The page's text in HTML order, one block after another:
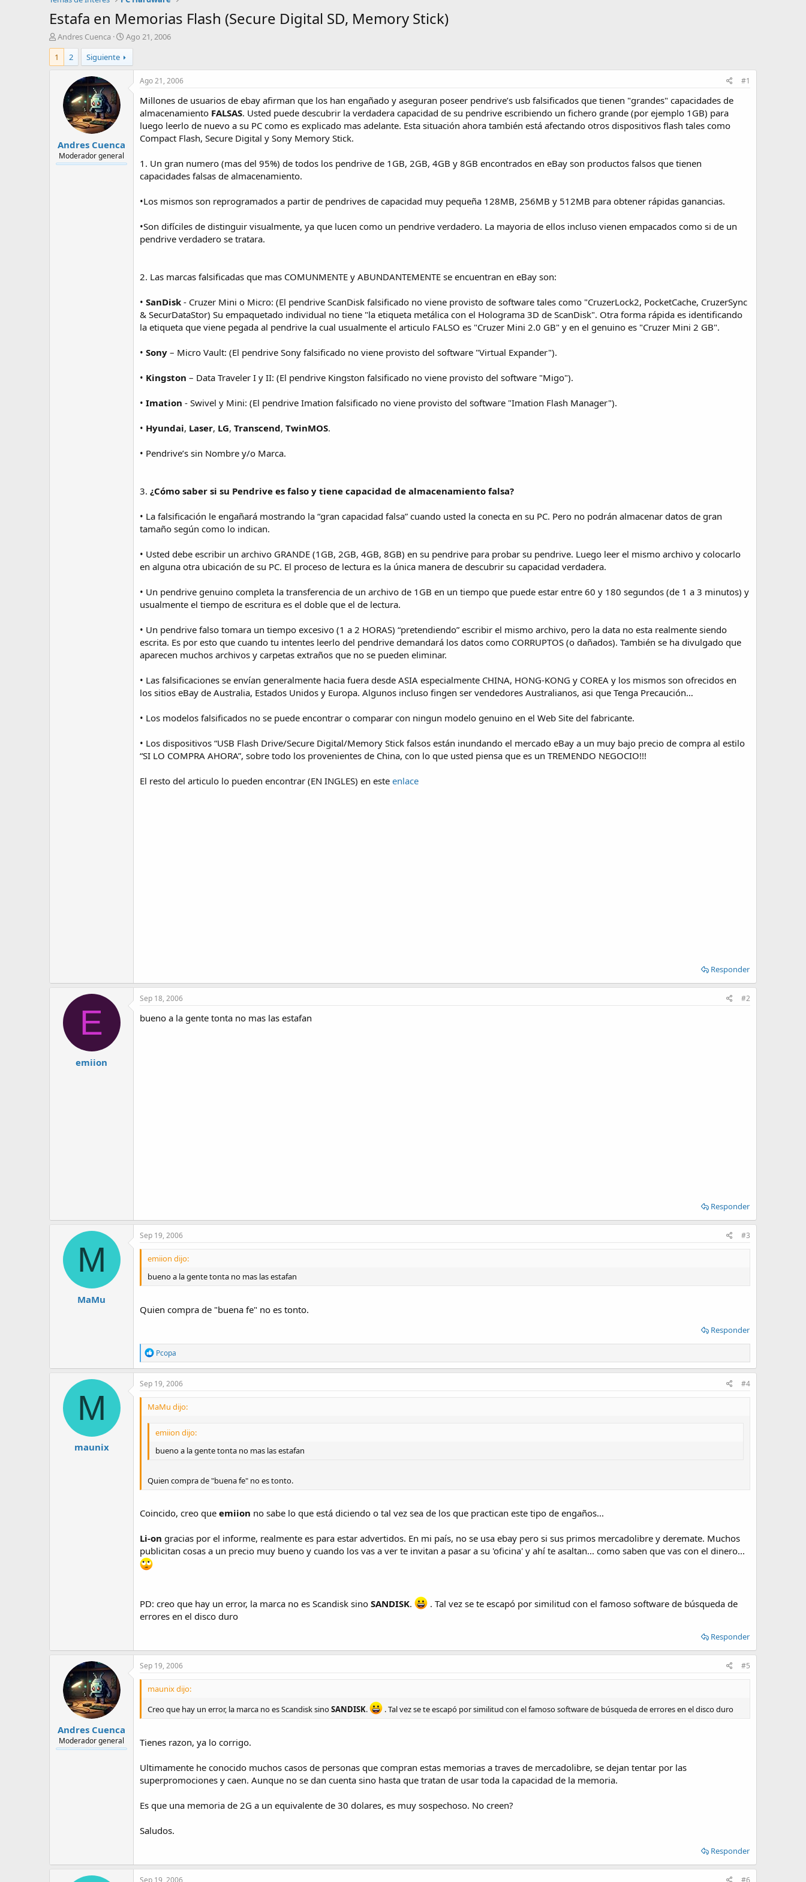
Estafa en Memorias Flash (Secure Digital SD, Memory Stick)
A
u
t
o
Andres Cuenca
F
e
c
h
o
Ago 21, 2006
1
2 Siguiente
Andres Cuenca
Moderador general
Ago 21, 2006 #1
Millones de usuarios de ebay afirman que los han engañado y aseguran poseer pendrive’s usb falsificados que tienen "grandes" capacidades de
almacenamiento FALSAS. Usted puede descubrir la verdadera capacidad de su pendrive escribiendo un fichero grande (por ejemplo 1GB) para
luego leerlo de nuevo a su PC como es explicado mas adelante. Esta situación ahora también está afectando otros dispositivos flash tales como
Compact Flash, Secure Digital y Sony Memory Stick.
1. Un gran numero (mas del 95%) de todos los pendrive de 1GB, 2GB, 4GB y 8GB encontrados en eBay son productos falsos que tienen
capacidades falsas de almacenamiento.
•Los mismos son reprogramados a partir de pendrives de capacidad muy pequeña 128MB, 256MB y 512MB para obtener rápidas ganancias.
•Son difíciles de distinguir visualmente, ya que lucen como un pendrive verdadero. La mayoria de ellos incluso vienen empacados como si de un
pendrive verdadero se tratara.
2. Las marcas falsificadas que mas COMUNMENTE y ABUNDANTEMENTE se encuentran en eBay son:
• SanDisk - Cruzer Mini o Micro: (El pendrive ScanDisk falsificado no viene provisto de software tales como "CruzerLock2, PocketCache, CruzerSync
& SecurDataStor) Su empaquetado individual no tiene "la etiqueta metálica con el Holograma 3D de ScanDisk". Otra forma rápida es identificando
la etiqueta que viene pegada al pendrive la cual usualmente el articulo FALSO es "Cruzer Mini 2.0 GB" y en el genuino es "Cruzer Mini 2 GB".
• Sony – Micro Vault: (El pendrive Sony falsificado no viene provisto del software "Virtual Expander").
• Kingston – Data Traveler I y II: (El pendrive Kingston falsificado no viene provisto del software "Migo").
• Imation - Swivel y Mini: (El pendrive Imation falsificado no viene provisto del software "Imation Flash Manager").
• Hyundai, Laser, LG, Transcend, TwinMOS.
• Pendrive’s sin Nombre y/o Marca.
3. ¿Cómo saber si su Pendrive es falso y tiene capacidad de almacenamiento falsa?
• La falsificación le engañará mostrando la “gran capacidad falsa” cuando usted la conecta en su PC. Pero no podrán almacenar datos de gran
tamaño según como lo indican.
• Usted debe escribir un archivo GRANDE (1GB, 2GB, 4GB, 8GB) en su pendrive para probar su pendrive. Luego leer el mismo archivo y colocarlo
en alguna otra ubicación de su PC. El proceso de lectura es la única manera de descubrir su capacidad verdadera.
• Un pendrive genuino completa la transferencia de un archivo de 1GB en un tiempo que puede estar entre 60 y 180 segundos (de 1 a 3 minutos) y
usualmente el tiempo de escritura es el doble que el de lectura.
• Un pendrive falso tomara un tiempo excesivo (1 a 2 HORAS) “pretendiendo” escribir el mismo archivo, pero la data no esta realmente siendo
escrita. Es por esto que cuando tu intentes leerlo del pendrive demandará los datos como CORRUPTOS (o dañados). También se ha divulgado que
aparecen muchos archivos y carpetas extraños que no se pueden eliminar.
• Las falsificaciones se envían generalmente hacia fuera desde ASIA especialmente CHINA, HONG-KONG y COREA y los mismos son ofrecidos en
los sitios eBay de Australia, Estados Unidos y Europa. Algunos incluso fingen ser vendedores Australianos, asi que Tenga Precaución…
• Los modelos falsificados no se puede encontrar o comparar con ningun modelo genuino en el Web Site del fabricante.
• Los dispositivos “USB Flash Drive/Secure Digital/Memory Stick falsos están inundando el mercado eBay a un muy bajo precio de compra al estilo
“SI LO COMPRA AHORA”, sobre todo los provenientes de China, con lo que usted piensa que es un TREMENDO NEGOCIO!!!
El resto del articulo lo pueden encontrar (EN INGLES) en este enlace
Responder
E
emiion
Sep 18, 2006 #2
bueno a la gente tonta no mas las estafan
Responder
M
MaMu
Sep 19, 2006 #3
emiion dijo:
bueno a la gente tonta no mas las estafan
Quien compra de "buena fe" no es tonto.
Responder
R
e
a
c
o
:
Pcopa
M
maunix
Sep 19, 2006 #4
MaMu dijo:
emiion dijo:
bueno a la gente tonta no mas las estafan
Quien compra de "buena fe" no es tonto.
Coincido, creo que emiion no sabe lo que está diciendo o tal vez sea de los que practican este tipo de engaños...
Li-on gracias por el informe, realmente es para estar advertidos. En mi país, no se usa ebay pero si sus primos mercadolibre y deremate. Muchos
publicitan cosas a un precio muy bueno y cuando los vas a ver te invitan a pasar a su 'oficina' y ahí te asaltan... como saben que vas con el dinero...
PD: creo que hay un error, la marca no es Scandisk sino SANDISK.
. Tal vez se te escapó por similitud con el famoso software de búsqueda de
errores en el disco duro
Responder
Andres Cuenca
Moderador general
Sep 19, 2006 #5
maunix dijo:
Creo que hay un error, la marca no es Scandisk sinoSANDISK. . Tal vez se te escapó por similitud con el famoso software de búsqueda de errores en el disco duro
Tienes razon, ya lo corrigo.
Ultimamente he conocido muchos casos de personas que compran estas memorias a traves de mercadolibre, se dejan tentar por las
superpromociones y caen. Aunque no se dan cuenta sino hasta que tratan de usar toda la capacidad de la memoria.
Es que una memoria de 2G a un equivalente de 30 dolares, es muy sospechoso. No creen?
Saludos.
Responder
Sep 19, 2006 #6